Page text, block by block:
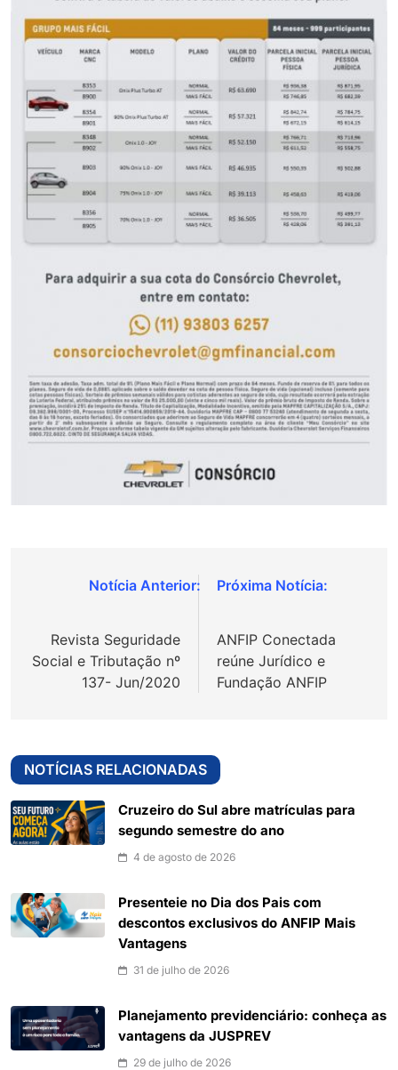
Navegação
Post
Revista Seguridade
Social e Tributação nº
137- Jun/2020
ANFIP Conectada
reúne Jurídico e
Fundação ANFIP
NOTÍCIAS RELACIONADAS
Cruzeiro do Sul abre matrículas para
segundo semestre do ano
4 de agosto de 2026
Presenteie no Dia dos Pais com
descontos exclusivos do ANFIP Mais
Vantagens
31 de julho de 2026
Planejamento previdenciário: conheça as
vantagens da JUSPREV
29 de julho de 2026